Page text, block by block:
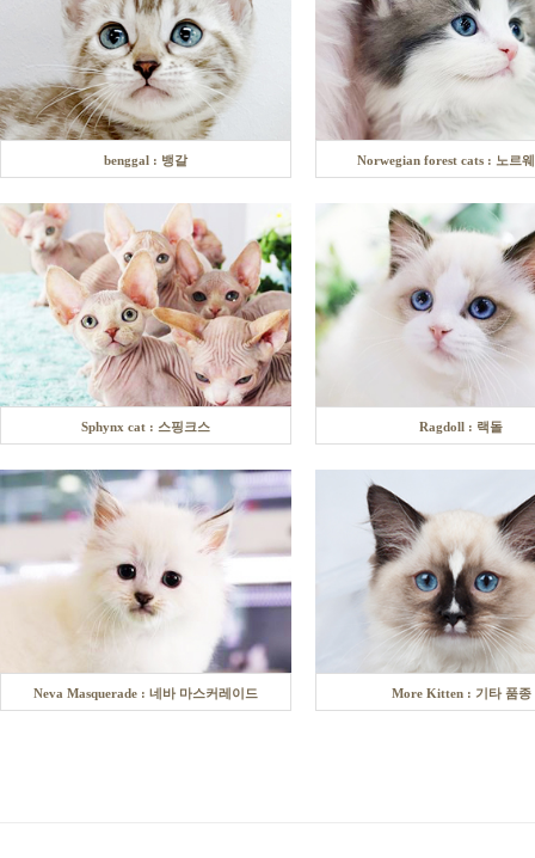
benggal : 뱅갈 Norwegian forest cats : 노르
Sphynx cat : 스핑크스 Ragdoll : 랙돌
Neva Masquerade : 네바 마스커레이드 More Kitten : 기타 품종